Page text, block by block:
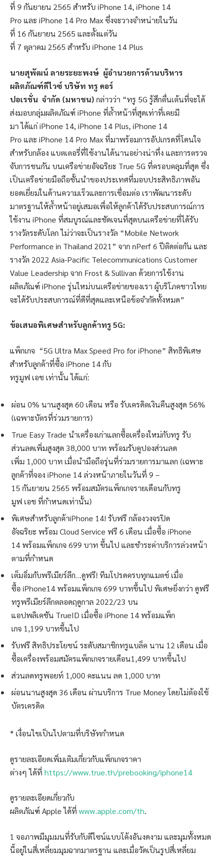
ที่ 9 กันยายน 2565 สำหรับ iPhone 14, iPhone 14
Pro และ iPhone 14 Pro Max ซึ่งจะวางจำหน่ายในวัน
ที่ 16 กันยายน 2565 และตั้งแต่วัน
ที่ 7 ตุลาคม 2565 สำหรับ iPhone 14 Plus
นายสุพัฒน์ลายระยะพงษ์ ผู้อำนวยการด้านบริหาร
ผลิตภัณฑ์ดีไวซ์ บริษัท ทรู คอร์
ปอเรชั่น จำกัด (มหาชน) กล่าวว่า “ทรู 5G รู้สึกตื่นเต้นที่จะได้
ส่งมอบกลุ่มผลิตภัณฑ์ iPhone ที่ล้ำหน้าที่สุดเท่าที่เคยมี
มา ได้แก่ iPhone 14, iPhone 14 Plus, iPhone 14
Pro และ iPhone 14 Pro Max ที่มาพร้อมการอัปเกรดที่โดนใจ
สำหรับกล้อง แบตเตอรี่ที่ใช้งานได้นานอย่างน่าทึ่ง และการตรวจ
จับการชนกัน บนเครือข่ายอัจฉริยะ True 5G ที่ครอบคลุมที่สุด ซึ่ง
เป็นเครือข่ายมือถือชั้นนำของประเทศที่มอบประสิทธิภาพอัน
ยอดเยี่ยมในด้านความเร็วและการเชื่อมต่อ เราพัฒนาระดับ
มาตรฐานให้ล้ำหน้าอยู่เสมอเพื่อให้ลูกค้าได้รับประสบการณ์การ
ใช้งาน iPhone ที่สมบูรณ์และชัดเจนที่สุดบนเครือข่ายที่ได้รับ
รางวัลระดับโลก ไม่ว่าจะเป็นรางวัล “Mobile Network
Performance in Thailand 2021” จาก nPerf 6 ปีติดต่อกัน และ
รางวัล 2022 Asia-Pacific Telecommunications Customer
Value Leadership จาก Frost & Sullivan ด้วยการใช้งาน
ผลิตภัณฑ์ iPhone รุ่นใหม่บนเครือข่ายของเรา ผู้บริโภคชาวไทย
จะได้รับประสบการณ์ที่ดีที่สุดและเหนือข้อจำกัดทั้งหมด”
ข้อเสนอพิเศษสำหรับลูกค้าทรู5G:
แพ็กเกจ “5G Ultra Max Speed Pro for iPhone” สิทธิพิเศษ
สำหรับลูกค้าที่ซื้อ iPhone 14 กับ
ทรูมูฟ เอช เท่านั้น ได้แก่:
ผ่อน 0% นานสูงสุด 60 เดือน หรือ รับเครดิตเงินคืนสูงสุด 56%
(เฉพาะบัตรที่ร่วมรายการ)
True Easy Trade นำเครื่องเก่าแลกซื้อเครื่องใหม่กับทรู รับ
ส่วนลดเพิ่มสูงสุด 38,000 บาท พร้อมรับคูปองส่วนลด
เพิ่ม 1,000 บาท เมื่อนำมือถือรุ่นที่ร่วมรายการมาแลก (เฉพาะ
ลูกค้าที่จอง iPhone 14 ล่วงหน้าภายในวันที่ 9 –
15 กันยายน 2565 พร้อมสมัครแพ็กเกจรายเดือนกับทรู
มูฟ เอช ที่กำหนดเท่านั้น)
พิเศษสำหรับลูกค้าiPhone 14! รับฟรี กล้องวงจรปิด
อัจฉริยะ พร้อม Cloud Service ฟรี 6 เดือน เมื่อซื้อ iPhone
14 พร้อมแพ็กเกจ 699 บาท ขึ้นไป และชำระค่าบริการล่วงหน้า
ตามที่กำหนด
เต็มอิ่มกับพรีเมียร์ลีก…ดูฟรี! ทีมโปรดครบทุกแมตช์ เมื่อ
ซื้อ iPhone14 พร้อมแพ็กเกจ 699 บาทขึ้นไป พิเศษยิ่งกว่า ดูฟรี
ทรูพรีเมียร์ลีกตลอดฤดูกาล 2022/23 บน
แอปพลิเคชัน TrueID เมื่อซื้อ iPhone 14 พร้อมแพ็ก
เกจ 1,199 บาทขึ้นไป
รับฟรี สิทธิประโยชน์ ระดับสมาชิกทรูแบล็ค นาน 12 เดือน เมื่อ
ซื้อเครื่องพร้อมสมัครแพ็กเกจรายเดือน1,499 บาทขึ้นไป
ส่วนลดทรูพอยท์ 1,000 คะแนน ลด 1,000 บาท
ผ่อนนานสูงสุด 36 เดือน ผ่านบริการ True Money โดยไม่ต้องใช้
บัตรเครดิต
* เงื่อนไขเป็นไปตามที่บริษัทกำหนด
ดูรายละเอียดเพิ่มเติมเกี่ยวกับแพ็กเกจราคา
ต่างๆ ได้ที่ https://www.true.th/prebooking/iphone14
ดูรายละเอียดเกี่ยวกับ
ผลิตภัณฑ์ Apple ได้ที่ www.apple.com/th.
1 จอภาพมีมุมมนที่รับกับดีไซน์แบบโค้งอันงดงาม และมุมทั้งหมด
นี้อยู่ในสี่เหลี่ยมมุมฉากมาตรฐาน และเมื่อวัดเป็นรูปสี่เหลี่ยม